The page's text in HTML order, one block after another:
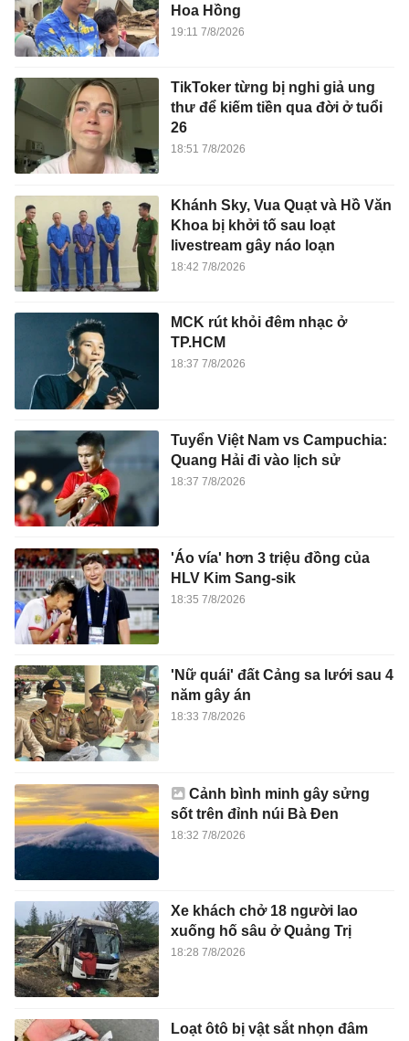
Hoa Hồng
19:11 7/8/2026
TikToker từng bị nghi giả ung
thư để kiếm tiền qua đời ở tuổi
26
18:51 7/8/2026
Khánh Sky, Vua Quạt và Hồ Văn
Khoa bị khởi tố sau loạt
livestream gây náo loạn
18:42 7/8/2026
MCK rút khỏi đêm nhạc ở
TP.HCM
18:37 7/8/2026
Tuyển Việt Nam vs Campuchia:
Quang Hải đi vào lịch sử
18:37 7/8/2026
'Áo vía' hơn 3 triệu đồng của
HLV Kim Sang-sik
18:35 7/8/2026
'Nữ quái' đất Cảng sa lưới sau 4
năm gây án
18:33 7/8/2026
Cảnh bình minh gây sửng
sốt trên đỉnh núi Bà Đen
18:32 7/8/2026
Xe khách chở 18 người lao
xuống hố sâu ở Quảng Trị
18:28 7/8/2026
Loạt ôtô bị vật sắt nhọn đâm